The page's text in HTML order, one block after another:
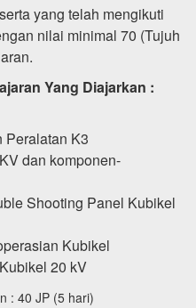
yang telah mengikuti
nilai minimal 70 (Tujuh
Yang Diajarkan :
Peralatan K3
dan komponen-
Shooting Panel Kubikel
Kubikel
20 kV
: 40 JP (5 hari)